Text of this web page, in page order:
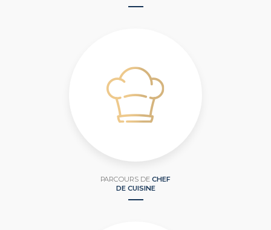
PARCOURS DE CHEF
DE CUISINE